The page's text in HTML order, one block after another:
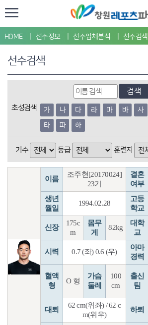
HOME 선수정보 선수입체분석 선수검색
선수검색
검색
초성검색 가 나 다 라 마 바 사
타
파 하
기수 등급 훈련지
이름
조주현[20170024]
23기
결혼
여부
생년
월일
1994.02.28
고등
학교
신장
175c
m
몸무
게
82kg
대학
교
시력 0.7 (좌) 0.6 (우)
아마
경력
혈액
형
O 형
가슴
둘레
100
cm
출신
팀
대퇴
62 cm(위좌) / 62 c
m(위우)
하퇴